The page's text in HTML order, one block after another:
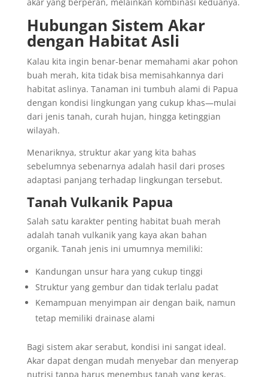
Hubungan Sistem Akar
dengan Habitat Asli
Kalau kita ingin benar-benar memahami akar pohon
buah merah, kita tidak bisa memisahkannya dari
habitat aslinya. Tanaman ini tumbuh alami di Papua
dengan kondisi lingkungan yang cukup khas—mulai
dari jenis tanah, curah hujan, hingga ketinggian
wilayah.
Menariknya, struktur akar yang kita bahas
sebelumnya sebenarnya adalah hasil dari proses
adaptasi panjang terhadap lingkungan tersebut.
Tanah Vulkanik Papua
Salah satu karakter penting habitat buah merah
adalah tanah vulkanik yang kaya akan bahan
organik. Tanah jenis ini umumnya memiliki:
Kandungan unsur hara yang cukup tinggi
Struktur yang gembur dan tidak terlalu padat
Kemampuan menyimpan air dengan baik, namun
tetap memiliki drainase alami
Bagi sistem akar serabut, kondisi ini sangat ideal.
Akar dapat dengan mudah menyebar dan menyerap
nutrisi tanpa harus menembus tanah yang keras.